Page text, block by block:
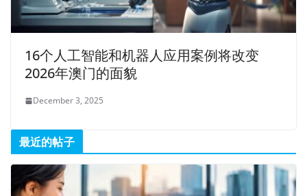
16个人工智能和机器人应用案例将改变
2026年澳门的面貌
December 3, 2025
最近的帖子